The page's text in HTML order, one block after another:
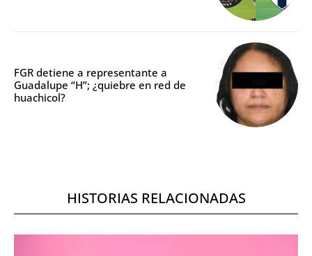
FGR detiene a representante a
Guadalupe “H”; ¿quiebre en red de
huachicol?
HISTORIAS RELACIONADAS